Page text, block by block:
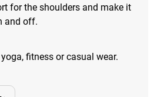
for the shoulders and make it
and off.
fitness or casual wear.